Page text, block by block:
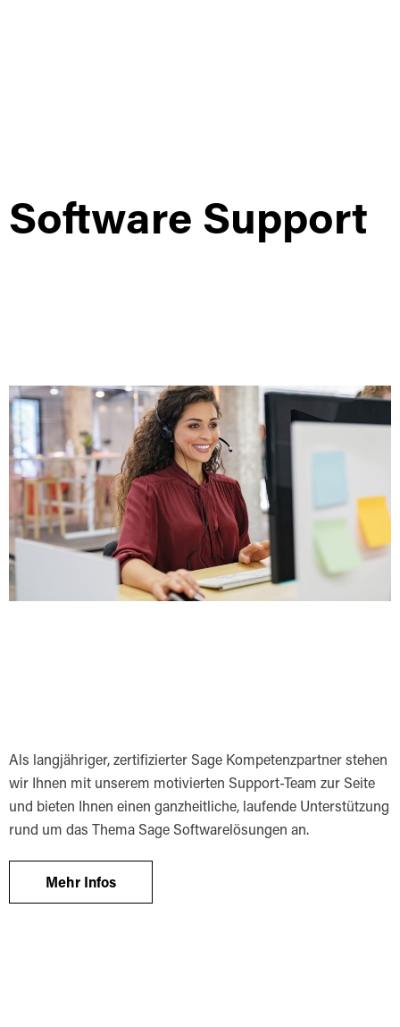
Software Support
Als langjähriger, zertifizierter Sage Kompetenzpartner stehen
wir Ihnen mit unserem motivierten Support-Team zur Seite
und bieten Ihnen einen ganzheitliche, laufende Unterstützung
rund um das Thema Sage Softwarelösungen an.
Mehr Infos